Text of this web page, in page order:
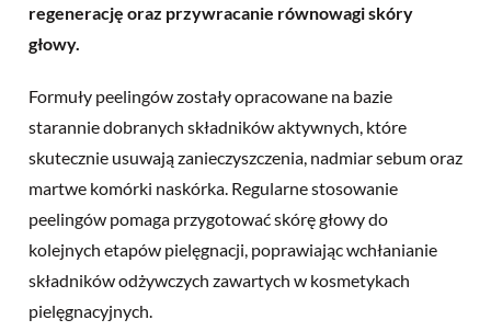
regenerację oraz przywracanie równowagi skóry
głowy.
Formuły peelingów zostały opracowane na bazie
starannie dobranych składników aktywnych, które
skutecznie usuwają zanieczyszczenia, nadmiar sebum oraz
martwe komórki naskórka. Regularne stosowanie
peelingów pomaga przygotować skórę głowy do
kolejnych etapów pielęgnacji, poprawiając wchłanianie
składników odżywczych zawartych w kosmetykach
pielęgnacyjnych.